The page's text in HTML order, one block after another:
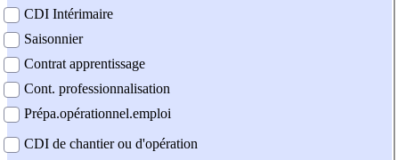
CDI Intérimaire
Saisonnier
Contrat apprentissage
Cont. professionnalisation
Prépa.opérationnel.emploi
CDI de chantier ou d'opération